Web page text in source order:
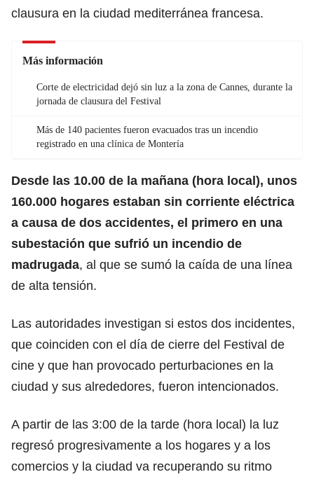
clausura en la ciudad mediterránea francesa.
Más información
Corte de electricidad dejó sin luz a la zona de Cannes, durante la
jornada de clausura del Festival
Más de 140 pacientes fueron evacuados tras un incendio
registrado en una clínica de Montería
Desde las 10.00 de la mañana (hora local), unos
160.000 hogares estaban sin corriente eléctrica
a causa de dos accidentes, el primero en una
subestación que sufrió un incendio de
madrugada, al que se sumó la caída de una línea
de alta tensión.
Las autoridades investigan si estos dos incidentes,
que coinciden con el día de cierre del Festival de
cine y que han provocado perturbaciones en la
ciudad y sus alrededores, fueron intencionados.
A partir de las 3:00 de la tarde (hora local) la luz
regresó progresivamente a los hogares y a los
comercios y la ciudad va recuperando su ritmo